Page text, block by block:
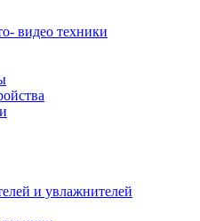
стекла для смартфонов
шлейфы
планшетов
для телефонов
планшетов
смартфонов
смарт-часов
для рисования
видео техники
и увлажнителей